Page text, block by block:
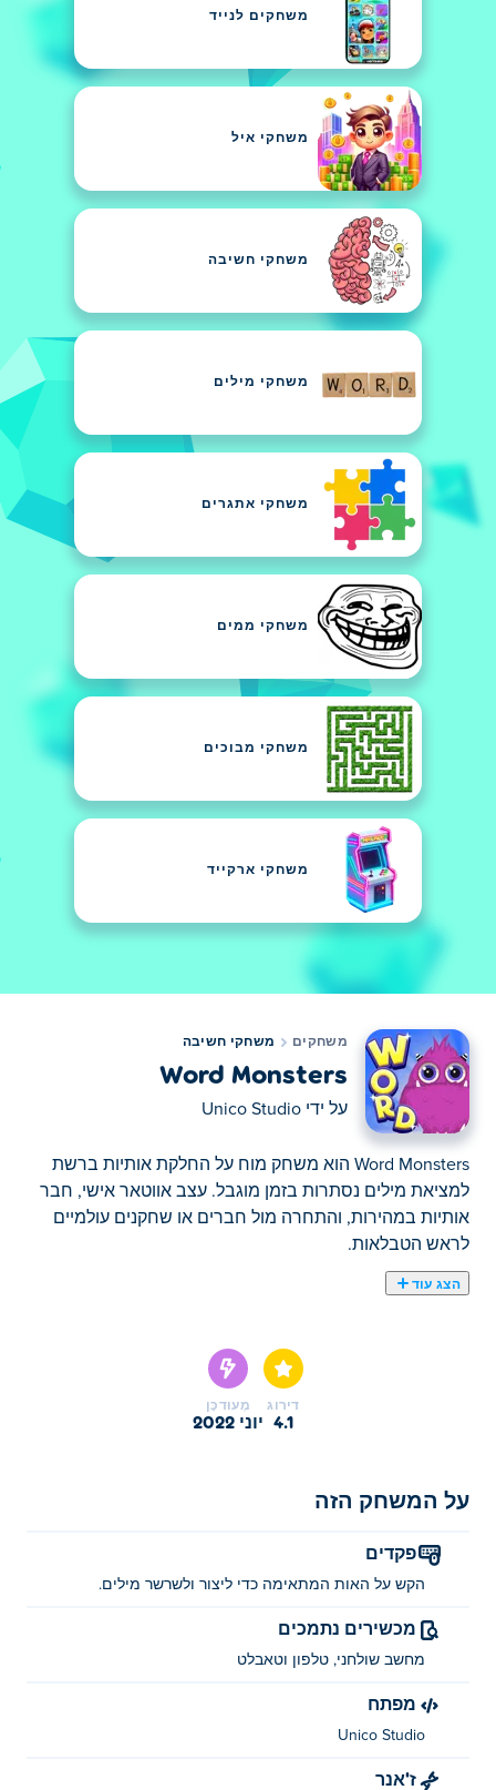
משחקים לנייד
משחקי איל
משחקי חשיבה
משחקי מילים
משחקי אתגרים
משחקי ממים
משחקי מבוכים
משחקי ארקייד
משחקים משחקי חשיבה
Word Monsters
על ידי Unico Studio
Word Monsters הוא משחק מוח על החלקת אותיות ברשת
למציאת מילים נסתרות בזמן מוגבל. עצב אווטאר אישי, חבר
אותיות במהירות, והתחרה מול חברים או שחקנים עולמיים
לראש הטבלאות.
הצג עוד
דירוג
4.1
מְעוּדכָּן
יוני 2022
על המשחק הזה
פקדים
הקש על האות המתאימה כדי ליצור ולשרשר מילים.
מכשירים נתמכים
מחשב שולחני, טלפון וטאבלט
מפתח
Unico Studio
ז'אנר